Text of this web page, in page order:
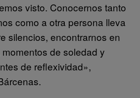
visto. Conocernos tanto
como a otra persona lleva
silencios, encontrarnos en
de soledad y
de reflexividad»,